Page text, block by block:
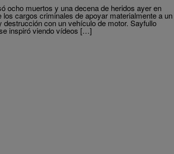
ocho muertos y una decena de heridos ayer en
cargos criminales de apoyar materialmente a un
con un vehículo de motor. Sayfullo
inspiró viendo vídeos […]